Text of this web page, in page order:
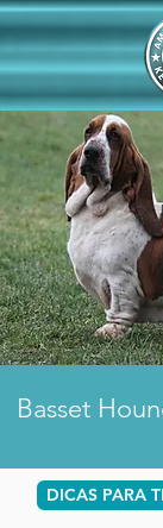
Basset
DICAS PARA